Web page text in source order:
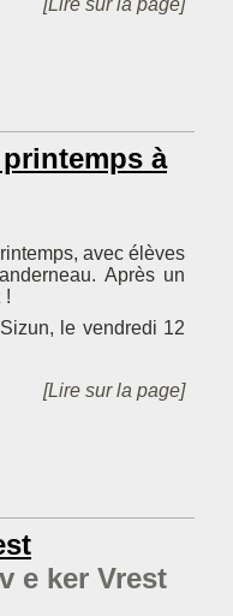
[Lire sur la page]
à
avec élèves
Après un
!
le vendredi 12
[Lire sur la page]
e ker Vrest